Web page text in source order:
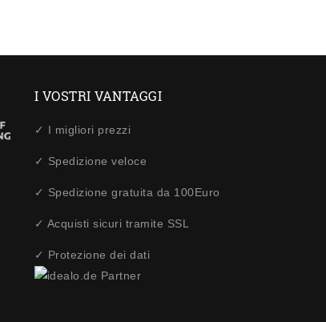
I VOSTRI VANTAGGI
✓ I migliori prezzi
✓ Spedizione veloce
✓ Spedizione gratuita da 100Euro
✓ Acquisti sicuri tramite SSL
✓ Protezione dei dati